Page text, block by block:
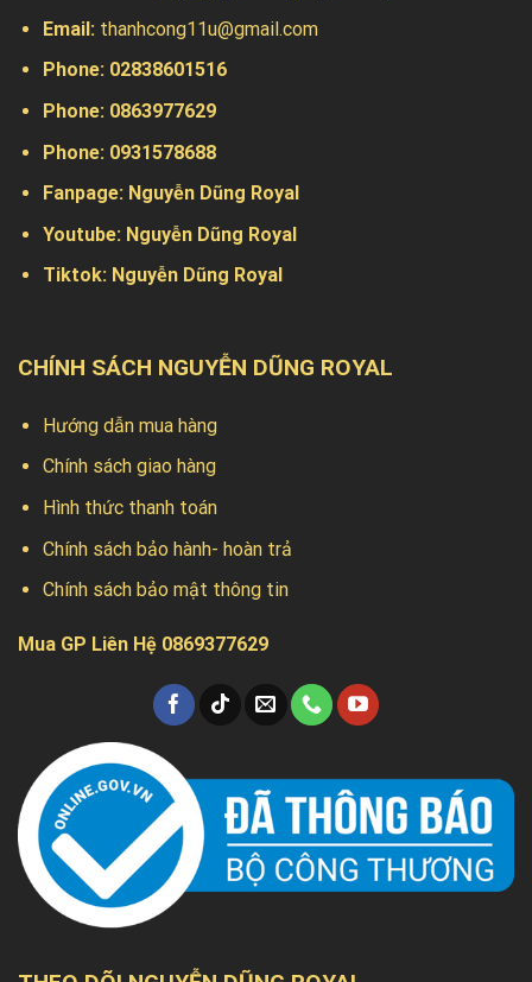
Email: thanhcong11u@gmail.com
Phone: 02838601516
Phone: 0863977629
Phone: 0931578688
Fanpage: Nguyễn Dũng Royal
Youtube: Nguyễn Dũng Royal
Tiktok: Nguyễn Dũng Royal
CHÍNH SÁCH NGUYỄN DŨNG ROYAL
Hướng dẫn mua hàng
Chính sách giao hàng
Hình thức thanh toán
Chính sách bảo hành- hoàn trả
Chính sách bảo mật thông tin
Mua GP Liên Hệ 0869377629